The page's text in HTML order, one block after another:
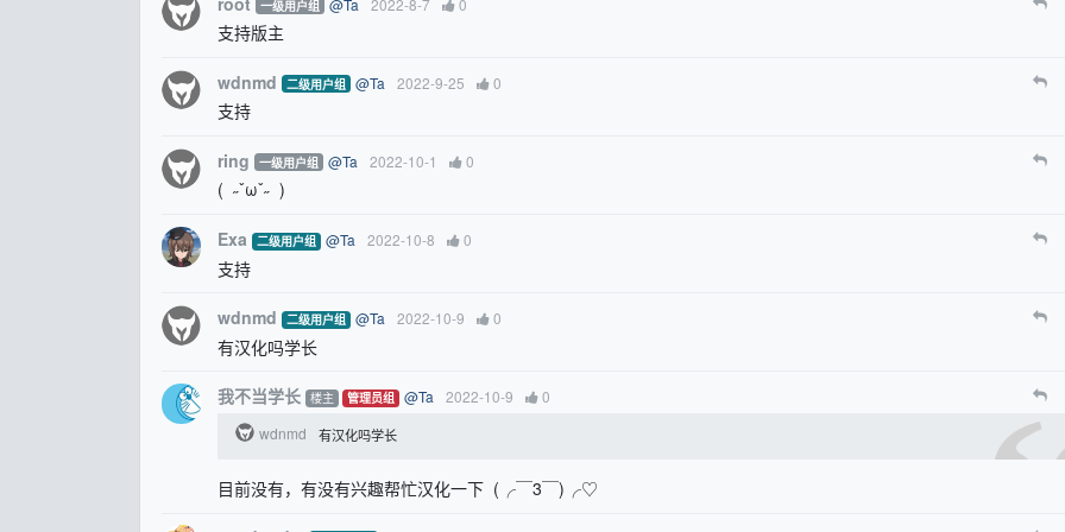
一级用户组
支持版主
wdnmd 二级用户组 @Ta 2022-9-25 0
支持
ring 一级用户组 @Ta 2022-10-1 0
( ˶ˇωˇ˶ )
Exa 二级用户组 @Ta 2022-10-8 0
支持
wdnmd 二级用户组 @Ta 2022-10-9 0
有汉化吗学长
我不当学长 楼主 管理员组 @Ta 2022-10-9
0
wdnmd
有汉化吗学长
目前没有，有没有兴趣帮忙汉化一下 (╭￣3￣)╭♡